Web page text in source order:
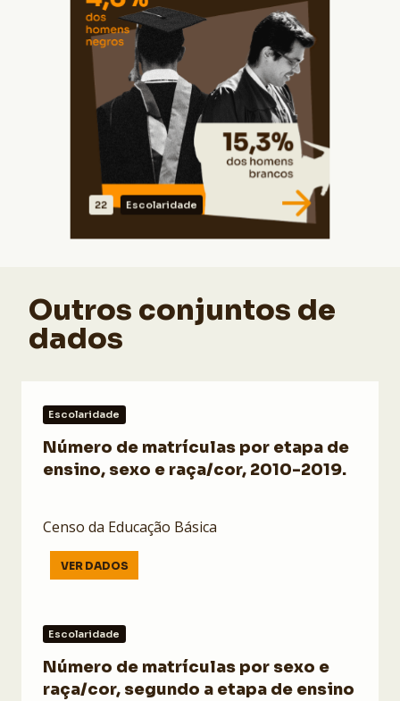
22 Escolaridade
Fonte: IBGE | Censo 2010. Elaborado pelo
CEDRA.
VER DADOS
Outros conjuntos de
dados
Escolaridade
Número de matrículas por etapa de
ensino, sexo e raça/cor, 2010-2019.
Censo da Educação Básica
VER DADOS
Escolaridade
Número de matrículas por sexo e
raça/cor, segundo a etapa de ensino